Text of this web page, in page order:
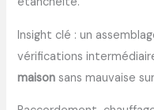
Insight clé : un
vérifications
maison sans mauvaise